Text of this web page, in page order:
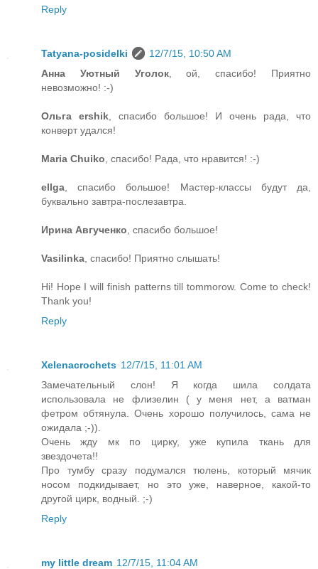
Reply
Tatyana-posidelki
12/7/15, 10:50 AM
Анна Уютный Уголок, ой, спасибо! Приятно
невозможно! :-)
Ольга ershik , спасибо большое! И очень рада, что
конверт удался!
Maria Chuiko , спасибо! Рада, что нравится! :-)
ellga , спасибо большое! Мастер-классы будут да,
буквально завтра-послезавтра.
Ирина Авгученко , спасибо большое!
Vasilinka , спасибо! Приятно слышать!
Hi! Hope I will finish patterns till tommorow. Come to check!
Thank you!
Reply
Xelenacrochets 12/7/15, 11:01 AM
Замечательный слон! Я когда шила солдата
использовала не флизелин ( у меня нет, а ватман
фетром обтянула. Очень хорошо получилось, сама не
ожидала ;-)).
Очень жду мк по цирку, уже купила ткань для
звездочета!!
Про тумбу сразу подумался тюлень, который мячик
носом подкидывает, но это уже, наверное, какой-то
другой цирк, водный. ;-)
Reply
my little dream 12/7/15, 11:04 AM